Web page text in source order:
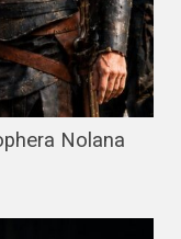
Nolana